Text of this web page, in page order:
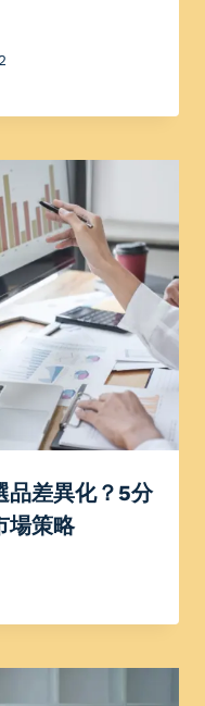
品差異化？5分
場策略